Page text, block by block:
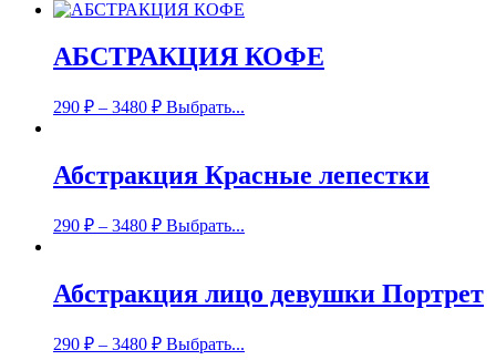
АБСТРАКЦИЯ КОФЕ
290 ₽ – 3480 ₽ Выбрать...
Абстракция Красные лепестки
290 ₽ – 3480 ₽ Выбрать...
Абстракция лицо девушки Портрет
290 ₽ – 3480 ₽ Выбрать...